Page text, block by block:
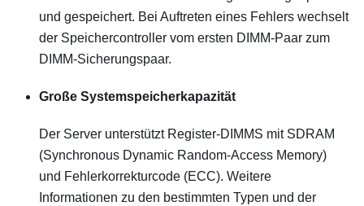
und gespeichert. Bei Auftreten eines Fehlers wechselt
der Speichercontroller vom ersten DIMM-Paar zum
DIMM-Sicherungspaar.
Große Systemspeicherkapazität
Der Server unterstützt Register-DIMMS mit SDRAM
(Synchronous Dynamic Random-Access Memory)
und Fehlerkorrekturcode (ECC). Weitere
Informationen zu den bestimmten Typen und der